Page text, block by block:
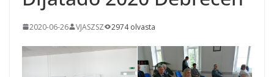
2020-06-26 VJASZSZ 2974 olvasta